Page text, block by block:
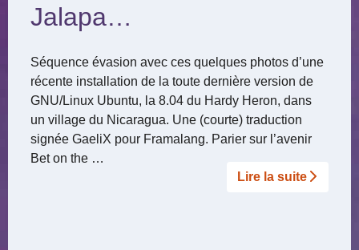
Jalapa…
Séquence évasion avec ces quelques photos d’une
récente installation de la toute dernière version de
GNU/Linux Ubuntu, la 8.04 du Hardy Heron, dans
un village du Nicaragua. Une (courte) traduction
signée GaeliX pour Framalang. Parier sur l’avenir
Bet on the …
Lire la suite­­